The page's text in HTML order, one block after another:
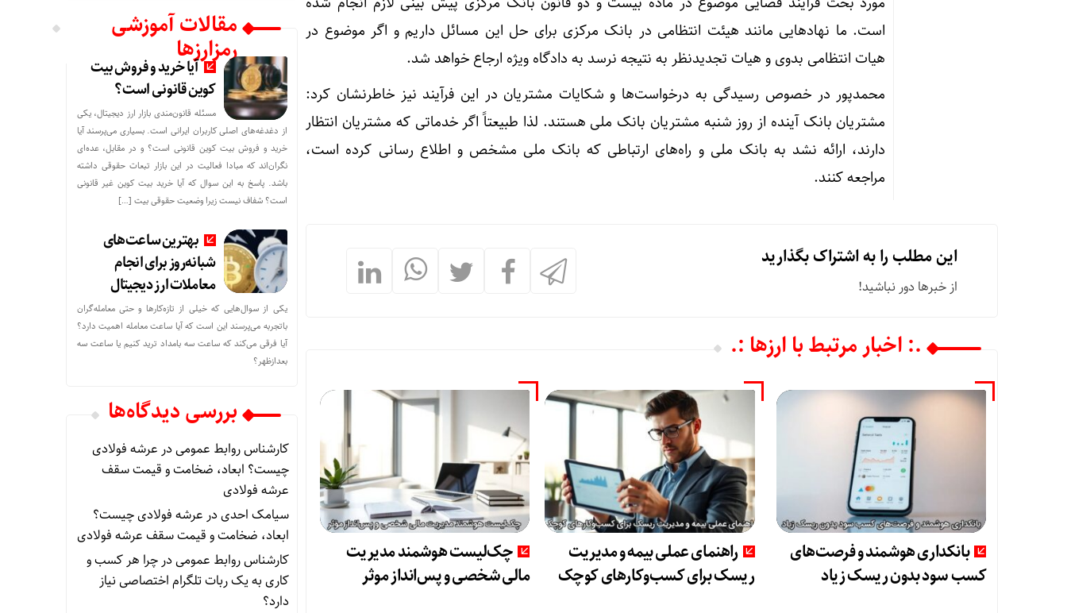
است. ما نهادهایی مانند هیئت انتظامی در بانک مرکزی برای حل این مسائل داریم و اگر موضوع در
هیات انتظامی بدوی و هیات تجدیدنظر به نتیجه نرسد به دادگاه ویژه ارجاع خواهد شد.
محمدپور در خصوص رسیدگی به درخواست‌ها و شکایات مشتریان در این فرآیند نیز خاطرنشان کرد:
مشتریان بانک آینده از روز شنبه مشتریان بانک ملی هستند. لذا طبیعتاً اگر خدماتی که مشتریان انتظار
دارند، ارائه نشد به بانک ملی و راه‌های ارتباطی که بانک ملی مشخص و اطلاع رسانی کرده است،
مراجعه کنند.
این مطلب را به اشتراک بگذارید
از خبرها دور نباشید!
.: اخبار مرتبط با ارزها :.
بانکداری هوشمند و فرصت‌های
کسب سود بدون ریسک زیاد
راهنمای عملی بیمه و مدیریت
ریسک برای کسب‌وکارهای کوچک
چک‌لیست هوشمند مدیریت
مالی شخصی و پس‌انداز موثر
مقالات آموزشی
رمزارزهاآیا خرید و فروش بیت
کوین قانونی است؟
مسئله قانون‌مندی بازار ارز دیجیتال، یکی
از دغدغه‌های اصلی کاربران ایرانی است. بسیاری می‌پرسند آیا
خرید و فروش بیت کوین قانونی است؟ و در مقابل، عده‌ای
نگران‌اند که مبادا فعالیت در این بازار تبعات حقوقی داشته
باشد. پاسخ به این سوال که آیا خرید بیت کوین غیر قانونی
است؟ شفاف نیست زیرا وضعیت حقوقی بیت‌ […]
بهترین ساعت‌های
شبانه‌روز برای انجام
معاملات ارز دیجیتال
یکی از سوال‌هایی که خیلی از تازه‌کارها و حتی معامله‌گران
باتجربه می‌پرسند این است که آیا ساعت معامله اهمیت دارد؟
آیا فرقی می‌کند که ساعت سه بامداد ترید کنیم یا ساعت سه
بعدازظهر؟
بررسی دیدگاه‌ها
کارشناس روابط عمومیدر عرشه فولادی
چیست؟ ابعاد، ضخامت و قیمت سقف
عرشه فولادی
سیامک احدیدر عرشه فولادی چیست؟
ابعاد، ضخامت و قیمت سقف عرشه فولادی
کارشناس روابط عمومیدرچرا هر کسب‌ و
کاری به یک ربات تلگرام اختصاصی نیاز
دارد؟